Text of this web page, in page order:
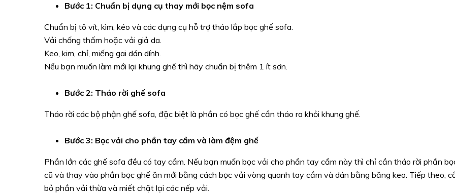
Bước 1: Chuẩn bị dụng cụ thay mới bọc nệm sofa
Chuẩn bị tô vít, kìm, kéo và các dụng cụ hỗ trợ tháo lắp bọc ghế sofa.
Vải chống thấm hoặc vải giả da.
Keo, kim, chỉ, miếng gai dán dính.
Nếu bạn muốn làm mới lại khung ghế thì hãy chuẩn bị thêm 1 ít sơn.
Bước 2: Tháo rời ghế sofa
Tháo rời các bộ phận ghế sofa, đặc biệt là phần có bọc ghế cần tháo ra khỏi khung ghế.
Bước 3: Bọc vải cho phần tay cầm và làm đệm ghế
Phần lớn các ghế sofa đều có tay cầm. Nếu bạn muốn bọc vải cho phần tay cầm này thì chỉ cần tháo rời phần
cũ và thay vào phần bọc ghế ăn mới bằng cách bọc vải vòng quanh tay cầm và dán bằng băng keo. Tiếp theo,
bỏ phần vải thừa và miết chặt lại các nếp vải.